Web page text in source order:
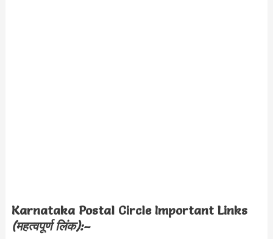
Karnataka Postal Circle Important Links
(महत्वपूर्ण लिंक):–